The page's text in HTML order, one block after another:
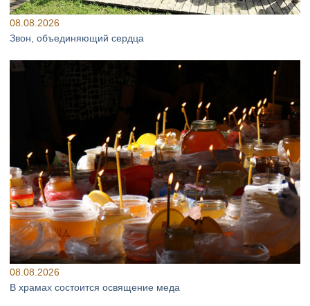
08.08.2026
Звон, объединяющий сердца
08.08.2026
В храмах состоится освящение меда